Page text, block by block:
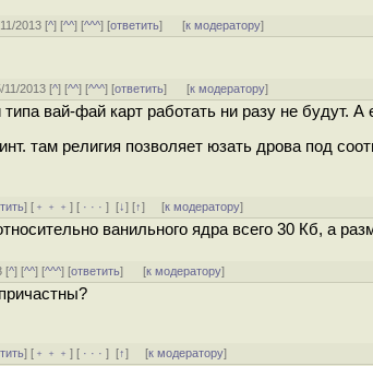
2013 [^] [^^] [^^^] [ответить] [к модератору]
11/2013 [^] [^^] [^^^] [ответить] [к модератору]
вай-фай карт работать ни разу не будут.
там религия позволяет юзать дрова под
] [ ﹢﹢﹢] [ · · ·][↓] [↑] [к модератору]
ванильного ядра всего 30 Кб, а
[^] [^^] [^^^] [ответить] [к модератору]
] [ ﹢﹢﹢] [ · · ·][↑] [к модератору]